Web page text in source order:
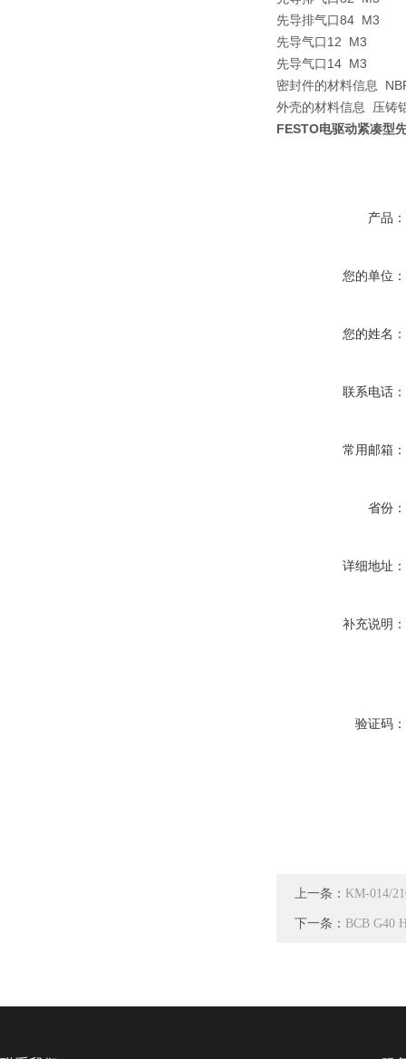
先导排气口84 M3
先导气口12 M3
先导气口14 M3
密封件的材料信息
外壳的材料信息 压
FESTO电驱动紧凑型
产品：
您的单位：
您的姓名：
联系电话：
常用邮箱：
省份：
详细地址：
补充说明：
验证码：
上一条： KM-014/
下一条： BCB G40